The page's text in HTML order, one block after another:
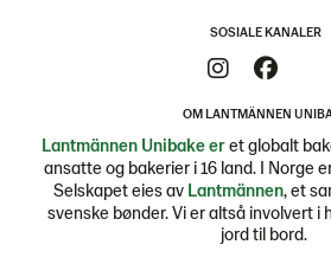
SOSIALE KANALER
OM LANTMÄNNEN
Lantmännen Unibake eret globalt
ansatte og bakerier i 16 land. I Norge
Selskapet eies av Lantmännen, et
svenske bønder. Vi er altså involvert i
jord til bord.